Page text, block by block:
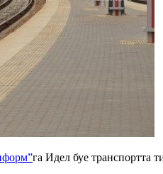
га Идел буе транспортта